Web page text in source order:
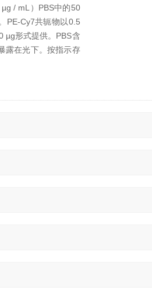
/ mL）PBS中的50
PE-Cy7共轭物以0.5
形式提供。 PBS含
在光下。 按指示存